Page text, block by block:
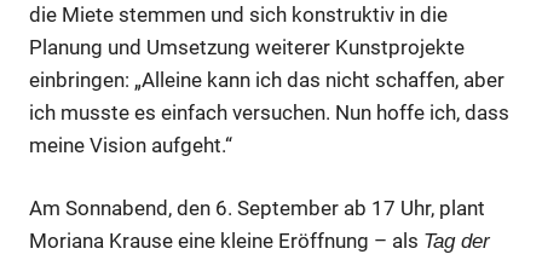
Anzeige
die Miete stemmen und sich konstruktiv in die
Planung und Umsetzung weiterer Kunstprojekte
einbringen: „Alleine kann ich das nicht schaffen, aber
ich musste es einfach versuchen. Nun hoffe ich, dass
meine Vision aufgeht.“
Am Sonnabend, den 6. September ab 17 Uhr, plant
Moriana Krause eine kleine Eröffnung – als Tag der